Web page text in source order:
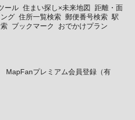
ール 住まい探し×未来地図
距離・面
グ 住所一覧検索 郵便番号検索 駅
ブックマーク おでかけプラン
MapFanプレミアム会員登録（有